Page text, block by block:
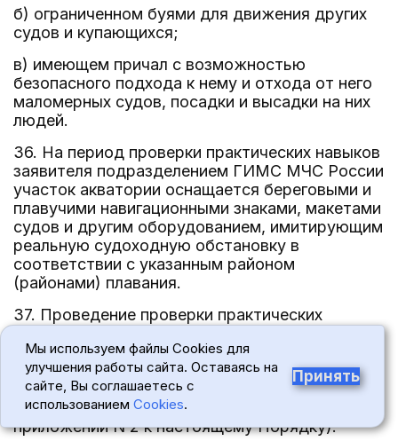
б) ограниченном буями для движения других
судов и купающихся;
в) имеющем причал с возможностью
безопасного подхода к нему и отхода от него
маломерных судов, посадки и высадки на них
людей.
36. На период проверки практических навыков
заявителя подразделением ГИМС МЧС России
участок акватории оснащается береговыми и
плавучими навигационными знаками, макетами
судов и другим оборудованием, имитирующим
реальную судоходную обстановку в
соответствии с указанным районом
(районами) плавания.
37. Проведение проверки практических
маломерном судне, тип которого указан
заявителем, в соответствии с тематикой
проверки практических навыков
(рекомендуемый образец приведен в
приложении N 2 к настоящему Порядку).
Мы используем файлы Cookies для
улучшения работы сайта. Оставаясь на
сайте, Вы соглашаетесь с
использованием Cookies.
Принять